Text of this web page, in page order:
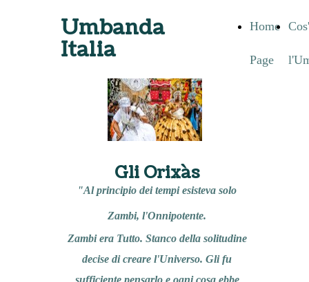
Home
Page
Umbanda
Italia
Gli Orixàs
"Al principio dei tempi esisteva solo
Zambi, l'Onnipotente.
Zambi era Tutto. Stanco della solitudine
decise di creare l'Universo. Gli fu
sufficiente pensarlo e ogni cosa ebbe